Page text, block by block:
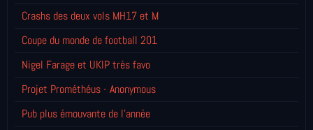
Crashs des deux vols MH17 et M
Coupe du monde de football 201
Nigel Farage et UKIP très favo
Projet Prométhéus - Anonymous
Pub plus émouvante de l'année